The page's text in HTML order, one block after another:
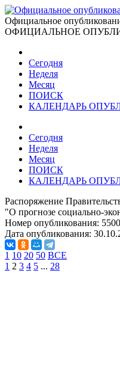
Официальное
ОФИЦИАЛЬНОЕ
Сегодня
Неделя
Месяц
ПОИСК
КАЛЕНДАРЬ
Сегодня
Неделя
Месяц
ПОИСК
КАЛЕНДАРЬ
Распоряжение
"О прогнозе социально-
Номер опубликования:
Дата опубликования:
1 10 20 50 ВСЕ
1 2 3 4 5 ... 28